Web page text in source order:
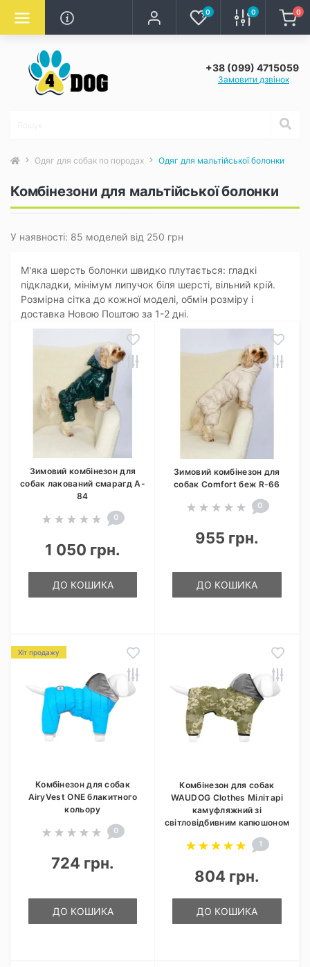
0 0 0
+38 (099) 4715059
Замовити дзвінок
Одяг для собак по породах Одяг для мальтійської болонки
Комбінезони для мальтійської болонки
У наявності: 85 моделей від 250 грн
М'яка шерсть болонки швидко плутається: гладкі
підкладки, мінімум липучок біля шерсті, вільний крій.
Розмірна сітка до кожної моделі, обмін розміру і
доставка Новою Поштою за 1-2 дні.
Зимовий комбінезон для
собак лакований смарагд A-
84
0
1 050 грн.
ДО КОШИКА
Зимовий комбінезон для
собак Comfort беж R-66
0
955 грн.
ДО КОШИКА
Хіт продажу
Комбінезон для собак
AiryVest ONE блакитного
кольору
0
724 грн.
ДО КОШИКА
Комбінезон для собак
WAUDOG Clothes Мілітарі
камуфляжний зі
світловідбивним капюшоном
1
804 грн.
ДО КОШИКА